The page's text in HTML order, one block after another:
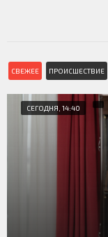
СВЕЖЕЕ ПРОИСШЕСТВИЕ
СЕГОДНЯ, 14:40